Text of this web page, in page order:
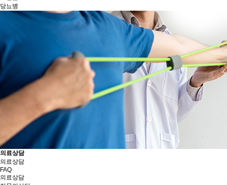
당뇨병
의료상담
의료상담
FAQ
의료상담